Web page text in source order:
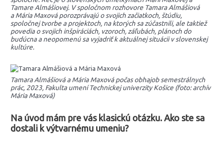
Tamare Almášiovej. V spoločnom rozhovore Tamara Almášiová
a Mária Maxová porozprávajú o svojich začiatkoch, štúdiu,
spoločnej tvorbe a projektoch, na ktorých sa zúčastnili, ale taktiež
povedia o svojich inšpiráciách, vzoroch, záľubách, plánoch do
budúcna a neopomenú sa vyjadriť k aktuálnej situácii v slovenskej
kultúre.
Tamara Almášiová a Mária Maxová počas obhajob semestrálnych
prác, 2023, Fakulta umení Technickej univerzity Košice (foto: archív
Mária Maxová)
Na úvod mám pre vás klasickú otázku. Ako ste sa
dostali k výtvarnému umeniu?